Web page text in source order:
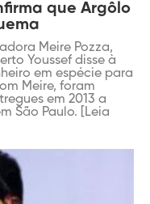
que Argôlo
Meire Pozza,
Youssef disse à
em espécie para
Meire, foram
em 2013 a
São Paulo. [Leia